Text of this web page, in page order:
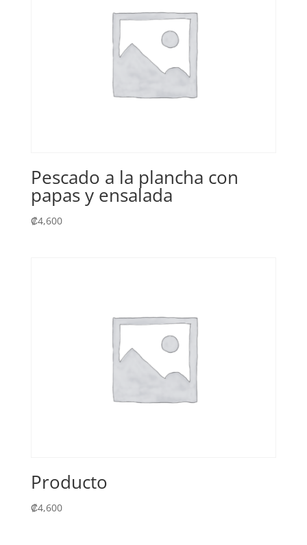
Pescado a la plancha con
papas y ensalada
₡4,600
Producto
₡4,600